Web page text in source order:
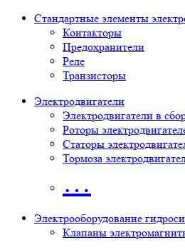
Стандартные элементы
Контакторы
Предохранители
Реле
Транзисторы
Электродвигатели
Электродвигатели в
Роторы
Статоры
Тормоза
…
Электрооборудование
Клапаны